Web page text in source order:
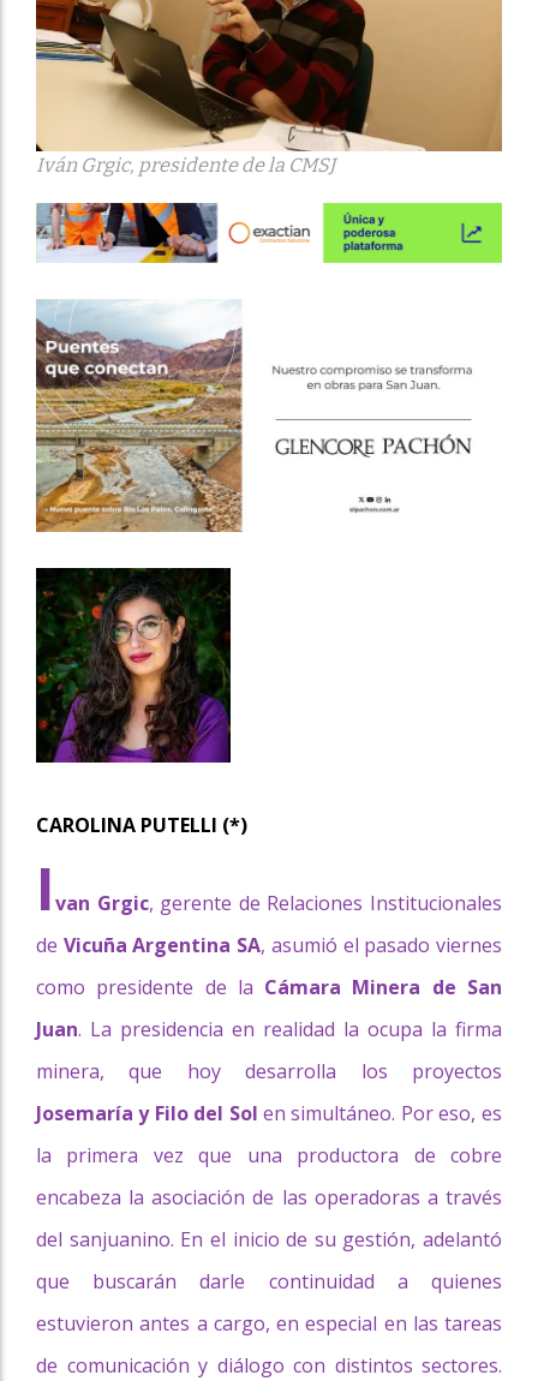
Iván Grgic, presidente de la CMSJ
CAROLINA PUTELLI (*)
Ivan Grgic, gerente de Relaciones Institucionales
de Vicuña Argentina SA, asumió el pasado viernes
como presidente de la Cámara Minera de San
Juan. La presidencia en realidad la ocupa la firma
minera, que hoy desarrolla los proyectos
Josemaría y Filo del Sol en simultáneo. Por eso, es
la primera vez que una productora de cobre
encabeza la asociación de las operadoras a través
del sanjuanino. En el inicio de su gestión, adelantó
que buscarán darle continuidad a quienes
estuvieron antes a cargo, en especial en las tareas
de comunicación y diálogo con distintos sectores.